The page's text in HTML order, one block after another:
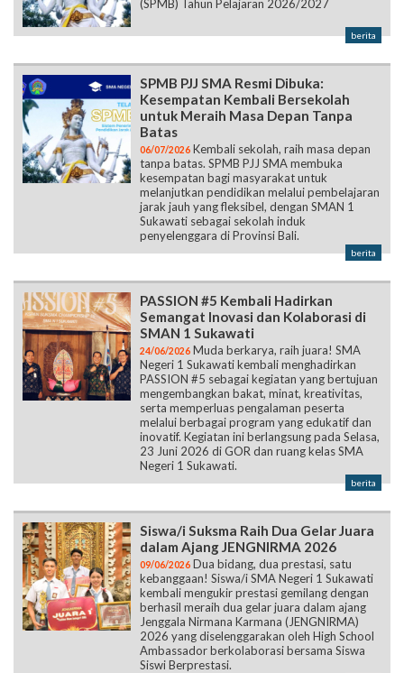
(SPMB) Tahun Pelajaran 2026/2027
berita
SPMB PJJ SMA Resmi Dibuka:
Kesempatan Kembali Bersekolah
untuk Meraih Masa Depan Tanpa
Batas
06/07/2026 Kembali sekolah, raih masa depan
tanpa batas. SPMB PJJ SMA membuka
kesempatan bagi masyarakat untuk
melanjutkan pendidikan melalui pembelajaran
jarak jauh yang fleksibel, dengan SMAN 1
Sukawati sebagai sekolah induk
penyelenggara di Provinsi Bali.
berita
PASSION #5 Kembali Hadirkan
Semangat Inovasi dan Kolaborasi di
SMAN 1 Sukawati
24/06/2026 Muda berkarya, raih juara! SMA
Negeri 1 Sukawati kembali menghadirkan
PASSION #5 sebagai kegiatan yang bertujuan
mengembangkan bakat, minat, kreativitas,
serta memperluas pengalaman peserta
melalui berbagai program yang edukatif dan
inovatif. Kegiatan ini berlangsung pada Selasa,
23 Juni 2026 di GOR dan ruang kelas SMA
Negeri 1 Sukawati.
berita
Siswa/i Suksma Raih Dua Gelar Juara
dalam Ajang JENGNIRMA 2026
09/06/2026 Dua bidang, dua prestasi, satu
kebanggaan! Siswa/i SMA Negeri 1 Sukawati
kembali mengukir prestasi gemilang dengan
berhasil meraih dua gelar juara dalam ajang
Jenggala Nirmana Karmana (JENGNIRMA)
2026 yang diselenggarakan oleh High School
Ambassador berkolaborasi bersama Siswa
Siswi Berprestasi.